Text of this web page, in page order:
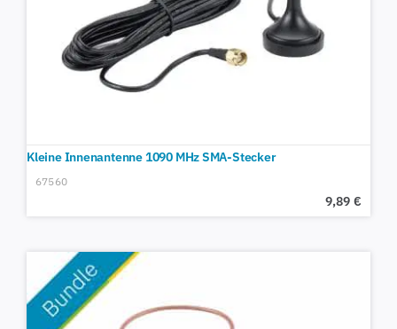
Kleine Innenantenne 1090 MHz SMA-Stecker
67560
9,89 €